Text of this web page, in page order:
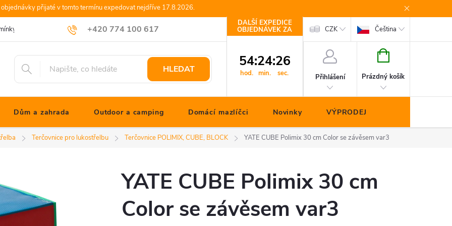
přijaté v tomto termínu expedovat nejdříve 17.8.2026.
+420 774 100 617
info@jonathanshop.cz
Podmínky ochrany osobních údajů Blog JONATHANshop.cz Kontakty CZK Čeština
HLEDAT
DALŠÍ EXPEDICE
OBJEDNÁVEK ZA
54
hod.
:24
min.
:26
sec. Přihlášení
NÁKUPNÍ
Prázdný košík
Dům a zahrada Outdoor a camping Domácí mazlíčci Novinky VÝPRODEJ
Terčovnice pro lukostřelbu Terčovnice POLIMIX, CUBE, BLOCK YATE CUBE Polimix 30 cm Color se závěsem var3
YATE CUBE Polimix 30 cm
Color se závěsem var3